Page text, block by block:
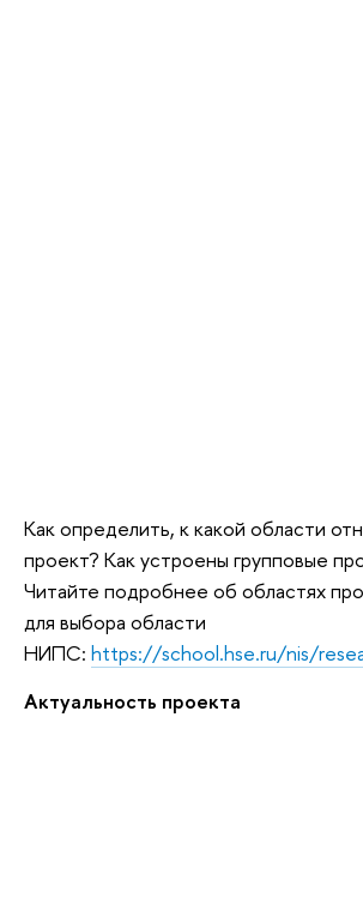
Как определить, к какой области
проект? Как устроены групповые
Читайте подробнее об областях
для выбора области
НИПС: https://school.hse.ru/nis/
Актуальность проекта